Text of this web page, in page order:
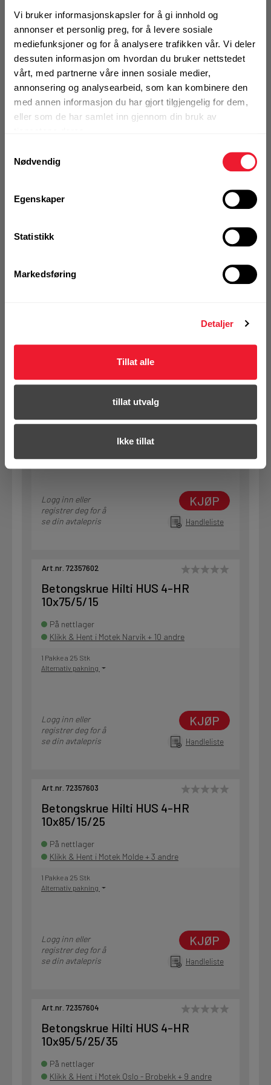
Vi bruker informasjonskapsler for å gi innhold og
annonser et personlig preg, for å levere sosiale
mediefunksjoner og for å analysere trafikken vår. Vi deler
dessuten informasjon om hvordan du bruker nettstedet
vårt, med partnerne våre innen sosiale medier,
annonsering og analysearbeid, som kan kombinere den
med annen informasjon du har gjort tilgjengelig for dem,
eller som de har samlet inn gjennom din bruk av
Nødvendig
Egenskaper
Statistikk
Markedsføring
Detaljer
Tillat alle
tillat utvalg
Ikke tillat
Logg inn eller
registrer deg for å
se din avtalepris
KJØP
Handleliste
8x105/25/45/55
Klikk & Hent i Motek Oslo - Brobekk + 7 andre
Logg inn eller
Art.nr. 72357601
Betongskrue Hilti HUS 4-HR
10x65/5
Logg inn eller
registrer deg for å
se din avtalepris
KJØP
Handleliste
Art.nr. 72357602
Betongskrue Hilti HUS 4-HR
10x75/5/15
På nettlager
Klikk & Hent i Motek Narvik + 10 andre
1 Pakke a 25 Stk
Alternativ pakning
Logg inn eller
registrer deg for å
se din avtalepris
KJØP
Handleliste
Art.nr. 72357603
Betongskrue Hilti HUS 4-HR
10x85/15/25
På nettlager
Klikk & Hent i Motek Molde + 3 andre
1 Pakke a 25 Stk
Alternativ pakning
Logg inn eller
registrer deg for å
se din avtalepris
KJØP
Handleliste
Art.nr. 72357604
Betongskrue Hilti HUS 4-HR
10x95/5/25/35
På nettlager
Klikk & Hent i Motek Oslo - Brobekk + 9 andre